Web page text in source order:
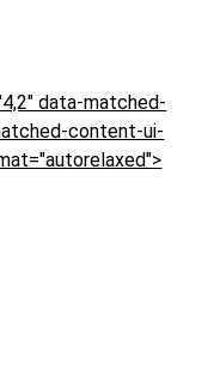
data-matched-
content-ui-